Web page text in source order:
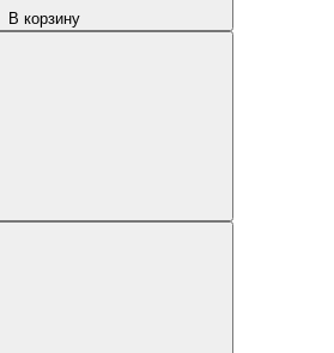
В корзину